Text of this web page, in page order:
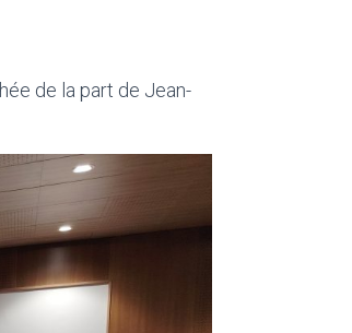
de la part de Jean-